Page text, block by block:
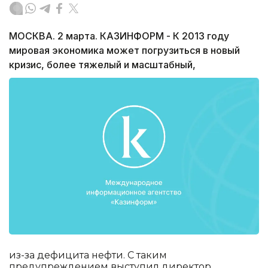
МОСКВА. 2 марта. КАЗИНФОРМ - К 2013 году
мировая экономика может погрузиться в новый
кризис, более тяжелый и масштабный,
из-за дефицита нефти. С таким